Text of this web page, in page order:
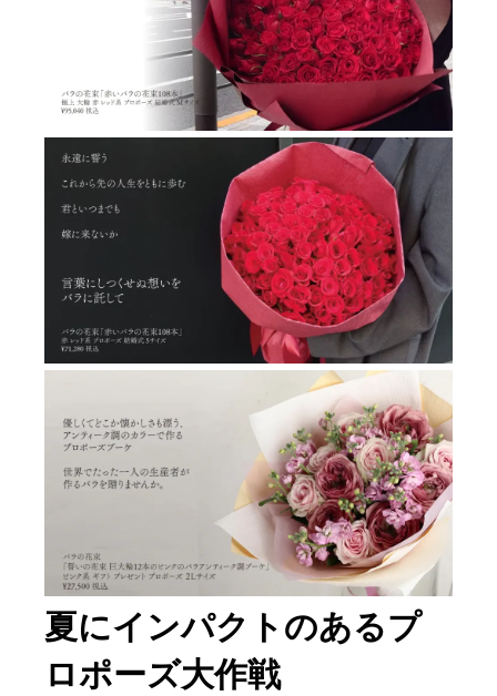
夏にインパクトのあるプ
ロポーズ大作戦